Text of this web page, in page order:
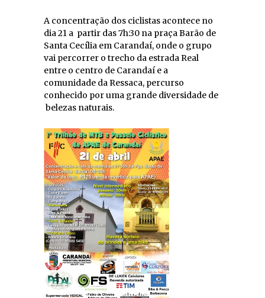
A concentração dos ciclistas acontece no
dia 21 a partir das 7h:30 na praça Barão de
Santa Cecília em Carandaí, onde o grupo
vai percorrer o trecho da estrada Real
entre o centro de Carandaí e a
comunidade da Ressaca, percurso
conhecido por uma grande diversidade de
belezas naturais.